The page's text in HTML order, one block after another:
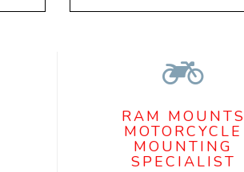
RAM MOUNTS
MOTORCYCLE
MOUNTING
SPECIALIST